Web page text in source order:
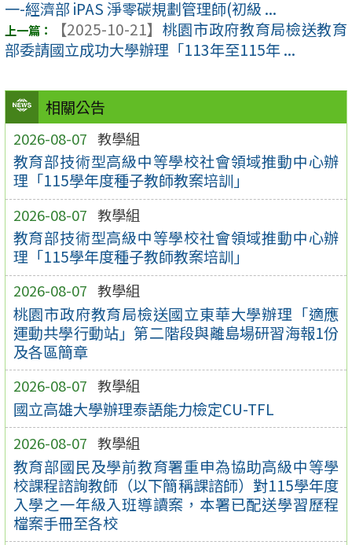
相關公告
2026-08-07 教學組
教育部技術型高級中等學校社會領域推動中心辦
理「115學年度種子教師教案培訓」
2026-08-07 教學組
教育部技術型高級中等學校社會領域推動中心辦
理「115學年度種子教師教案培訓」
2026-08-07 教學組
桃園市政府教育局檢送國立東華大學辦理「適應
運動共學行動站」第二階段與離島場研習海報1份
及各區簡章
2026-08-07 教學組
國立高雄大學辦理泰語能力檢定CU-TFL
2026-08-07 教學組
教育部國民及學前教育署重申為協助高級中等學
校課程諮詢教師（以下簡稱課諮師）對115學年度
入學之一年級入班導讀案，本署已配送學習歷程
檔案手冊至各校
一-經濟部 iPAS 淨零碳規劃管理師(初級 ...
【2025-10-21】 桃園市政府教育局檢送教育
部委請國立成功大學辦理「113年至115年 ...